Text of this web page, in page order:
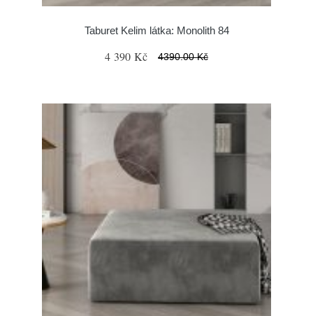
Taburet Kelim látka: Monolith 84
4 390 Kč 4390.00 Kč